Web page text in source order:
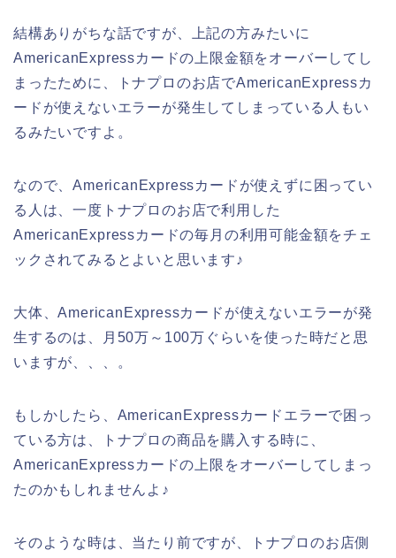
結構ありがちな話ですが、上記の方みたいに
AmericanExpressカードの上限金額をオーバーしてし
まったために、トナプロのお店でAmericanExpressカ
ードが使えないエラーが発生してしまっている人もい
るみたいですよ。
なので、AmericanExpressカードが使えずに困ってい
る人は、一度トナプロのお店で利用した
AmericanExpressカードの毎月の利用可能金額をチェ
ックされてみるとよいと思います♪
大体、AmericanExpressカードが使えないエラーが発
生するのは、月50万～100万ぐらいを使った時だと思
いますが、、、。
もしかしたら、AmericanExpressカードエラーで困っ
ている方は、トナプロの商品を購入する時に、
AmericanExpressカードの上限をオーバーしてしまっ
たのかもしれませんよ♪
そのような時は、当たり前ですが、トナプロのお店側